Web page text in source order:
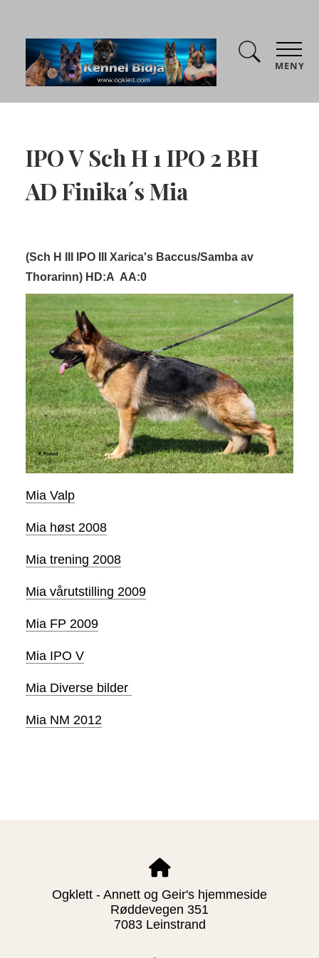
MENY
IPO V Sch H 1 IPO 2 BH
AD Finika´s Mia
(Sch H III IPO III Xarica's Baccus/Samba av
Thorarinn) HD:A AA:0
Mia Valp
Mia høst 2008
Mia trening 2008
Mia vårutstilling 2009
Mia FP 2009
Mia IPO V
Mia Diverse bilder
Mia NM 2012
Ogklett - Annett og Geir's hjemmeside
Røddevegen 351
7083 Leinstrand